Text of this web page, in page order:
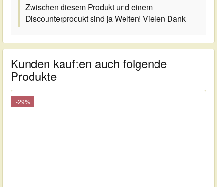
Zwischen diesem Produkt und einem
Discounterprodukt sind ja Welten! Vielen Dank
Kunden kauften auch folgende
Produkte
-29%